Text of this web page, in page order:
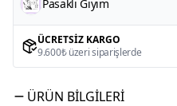
Pasaklı Giyim
ÜCRETSIZ KARGO
9.600₺ üzeri siparişlerde
ÜRÜN BILGILERI